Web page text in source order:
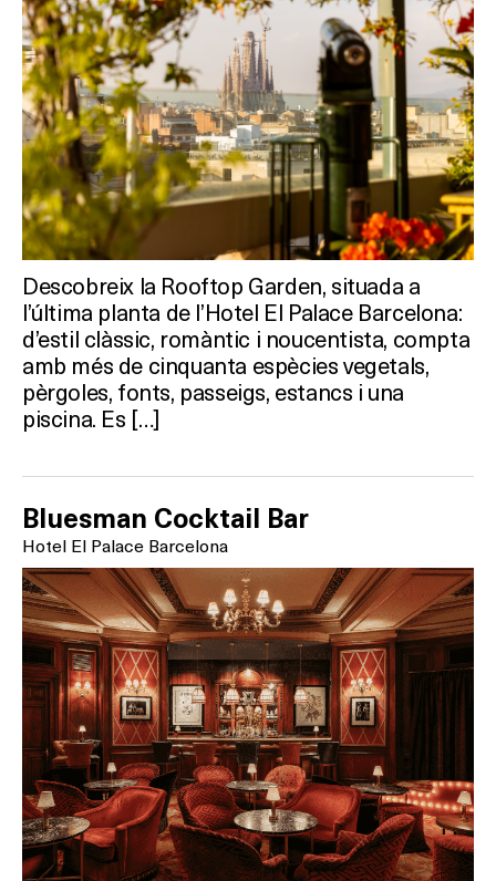
Descobreix la Rooftop Garden, situada a
l’última planta de l’Hotel El Palace Barcelona:
d’estil clàssic, romàntic i noucentista, compta
amb més de cinquanta espècies vegetals,
pèrgoles, fonts, passeigs, estancs i una
piscina. Es […]
Bluesman Cocktail Bar
Hotel El Palace Barcelona